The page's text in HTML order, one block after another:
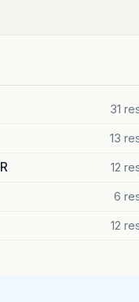
31
13
12
6
12